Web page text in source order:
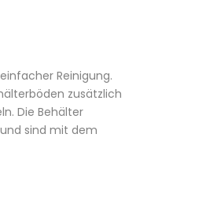
Reinigung.
zusätzlich
Die Behälter
sind mit dem